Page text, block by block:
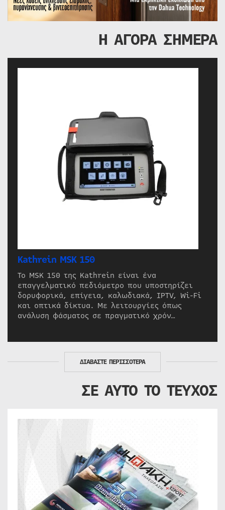
Η ΑΓΟΡΑ ΣΗΜΕΡΑ
Kathrein MSK 150
Το MSK 150 της Kathrein είναι ένα
επαγγελματικό πεδιόμετρο που υποστηρίζει
δορυφορικά, επίγεια, καλωδιακά, IPTV, Wi-Fi
και οπτικά δίκτυα. Με λειτουργίες όπως
ανάλυση φάσματος σε πραγματικό χρόν…
ΔΙΑΒΑΣΤΕ ΠΕΡΙΣΣΟΤΕΡΑ
ΣΕ ΑΥΤΟ ΤΟ ΤΕΥΧΟΣ